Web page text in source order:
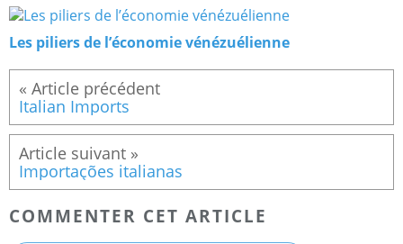
Les piliers de l’économie vénézuélienne
Italian Imports
Importações italianas
COMMENTER CET ARTICLE